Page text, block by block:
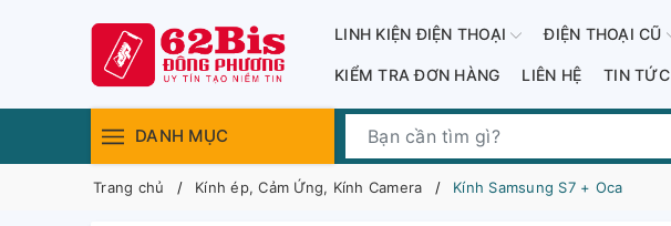
LINH KIỆN ĐIỆN THOẠI ĐIỆN THOẠI CŨ
KIỂM TRA ĐƠN HÀNG LIÊN HỆ TIN TỨC
DANH MỤC
Trang chủ Kính ép, Cảm Ứng, Kính Camera Kính Samsung S7 + Oca